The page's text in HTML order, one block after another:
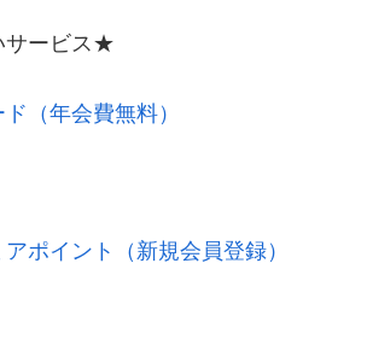
サービス★
（年会費無料）
ポイント（新規会員登録）